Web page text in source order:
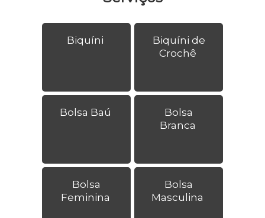
Biquíni
Biquíni de
Crochê
Bolsa Baú
Bolsa
Branca
Bolsa
Feminina
Bolsa
Masculina